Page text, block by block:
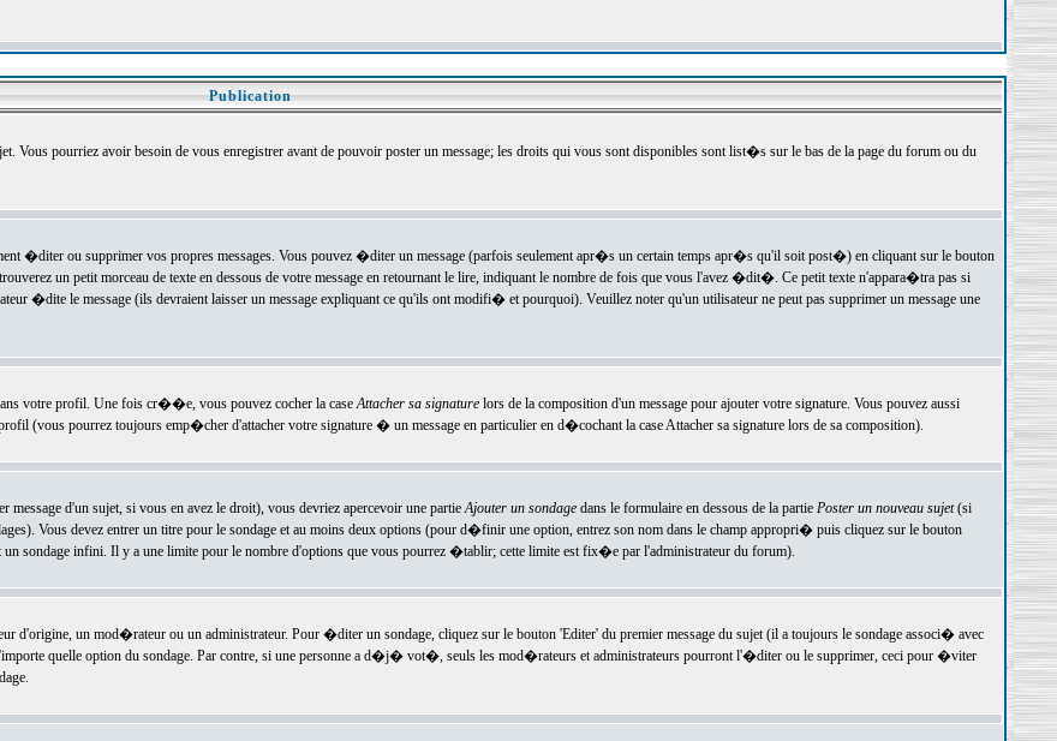
Publication
Vous pourriez avoir besoin de vous enregistrer avant de pouvoir poster un message; les droits qui vous sont disponibles sont list�s sur le bas de la page du forum ou du
�diter ou supprimer vos propres messages. Vous pouvez �diter un message (parfois seulement apr�s un certain temps apr�s qu'il soit post�) en cliquant sur le bouton
un petit morceau de texte en dessous de votre message en retournant le lire, indiquant le nombre de fois que vous l'avez �dit�. Ce petit texte n'appara�tra pas si
�dite le message (ils devraient laisser un message expliquant ce qu'ils ont modifi� et pourquoi). Veuillez noter qu'un utilisateur ne peut pas supprimer un message une
votre profil. Une fois cr��e, vous pouvez cocher la caseAttacher sa signaturelors de la composition d'un message pour ajouter votre signature. Vous pouvez aussi
(vous pourrez toujours emp�cher d'attacher votre signature � un message en particulier en d�cochant la case Attacher sa signature lors de sa composition).
d'un sujet, si vous en avez le droit), vous devriez apercevoir une partieAjouter un sondagedans le formulaire en dessous de la partie Poster un nouveau sujet(si
Vous devez entrer un titre pour le sondage et au moins deux options (pour d�finir une option, entrez son nom dans le champ appropri� puis cliquez sur le bouton
sondage infini. Il y a une limite pour le nombre d'options que vous pourrez �tablir; cette limite est fix�e par l'administrateur du forum).
d'origine, un mod�rateur ou un administrateur. Pour �diter un sondage, cliquez sur le bouton 'Editer' du premier message du sujet (il a toujours le sondage associ� avec
quelle option du sondage. Par contre, si une personne a d�j� vot�, seuls les mod�rateurs et administrateurs pourront l'�diter ou le supprimer, ceci pour �viter